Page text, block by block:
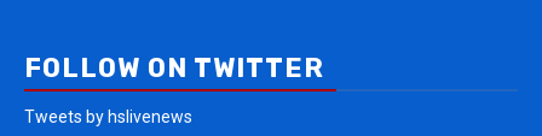
FOLLOW ON TWITTER
Tweets by hslivenews